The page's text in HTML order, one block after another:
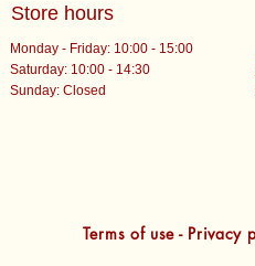
Store hours
Monday - Friday: 10:00 - 15:00
Saturday: 10:00 - 14:30
​Sunday: Closed
Terms of use - Privacy